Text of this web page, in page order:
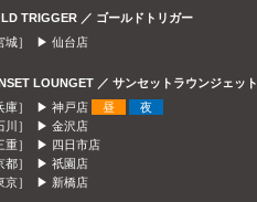
TRIGGER ／ ゴールドトリガー
城］ ▶ 仙台店
LOUNGET ／ サンセットラウンジェット
庫］ ▶ 神戸店 昼
夜
川］ ▶ 金沢店
重］ ▶ 四日市店
都］ ▶ 祇園店
京］ ▶ 新橋店